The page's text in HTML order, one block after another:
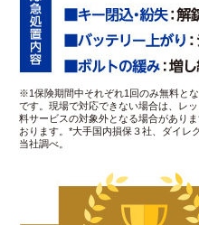
※1保険期間中それぞれ1回のみ無料と
です。現場で対応できない場合は、レ
料サービスの対象外となる場合があり
おります。*大手国内損保３社、ダイ
当社調べ。